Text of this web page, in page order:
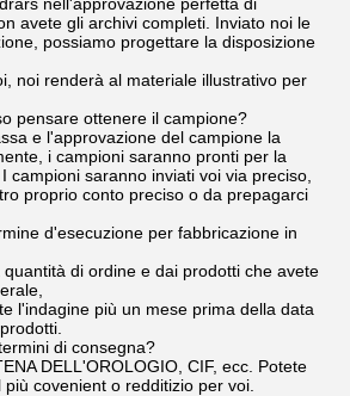
avete gli archivi completi. Inviato noi le
possiamo progettare la disposizione
noi renderà al materiale illustrativo per
pensare ottenere il campione?
e l'approvazione del campione la
i campioni saranno pronti per la
campioni saranno inviati voi via preciso,
proprio conto preciso o da prepagarci
d'esecuzione per fabbricazione in
di ordine e dai prodotti che avete
l'indagine più un mese prima della data
di consegna?
DELL'OROLOGIO, CIF, ecc. Potete
più covenient o redditizio per voi.